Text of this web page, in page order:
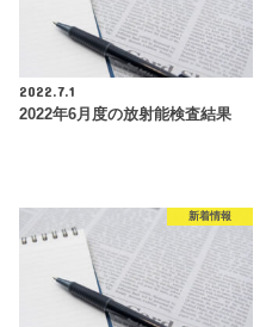
2022.7.1
2022年6月度の放射能検査結果
新着情報